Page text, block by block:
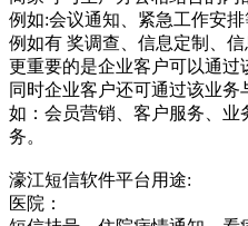
例如:会议通知、紧急工作安排
例如有 奖调查、信息定制、信
更重要的是企业客户可以通过
同时企业客户还可通过该业务
如：会员营销、客户服务、业
务。
濠江短信软件平台用途:
医院：